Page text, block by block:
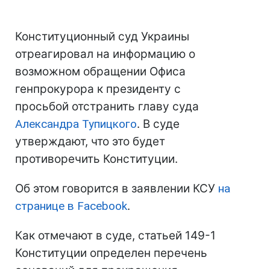
Конституционный суд Украины
отреагировал на информацию о
возможном обращении Офиса
генпрокурора к президенту с
просьбой отстранить главу суда
Александра Тупицкого. В суде
утверждают, что это будет
противоречить Конституции.
Об этом говорится в заявлении КСУ на
странице в Facebook.
Как отмечают в суде, статьей 149-1
Конституции определен перечень